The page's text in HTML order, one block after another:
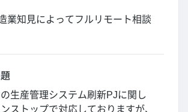
業知見によってフルリモート相談
生産管理システム刷新PJに関し
ストップで対応しておりますが、